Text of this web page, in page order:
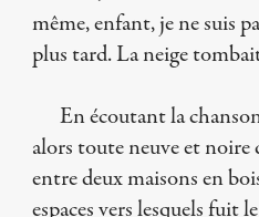
même, enfant, je ne suis
plus tard. La neige
En écoutant la
alors toute neuve et
entre deux maisons en
espaces vers lesquels fuit